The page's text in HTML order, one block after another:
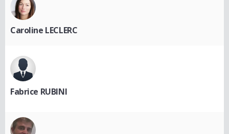
Caroline LECLERC
Fabrice RUBINI